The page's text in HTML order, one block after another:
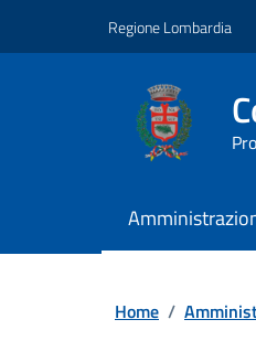
Regione Lombardia
Home /